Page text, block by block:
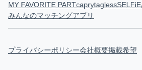
MY FAVORITE PARTcaprytaglessSELFiE
みんなのマッチングアプリ
プライバシーポリシー会社概要掲載希望